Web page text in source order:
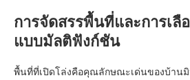
การจัดสรรพื้นที่และการเลื
แบบมัลติฟังก์ชัน
พื้นที่ที่เปิดโล่งคือคุณลักษณะเด่นของบ้านมิ